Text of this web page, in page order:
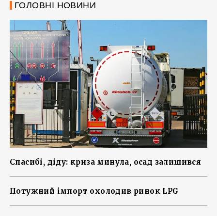
ГОЛОВНІ НОВИНИ
Спасибі, діду: криза минула, осад залишився
Потужний імпорт охолодив ринок LPG